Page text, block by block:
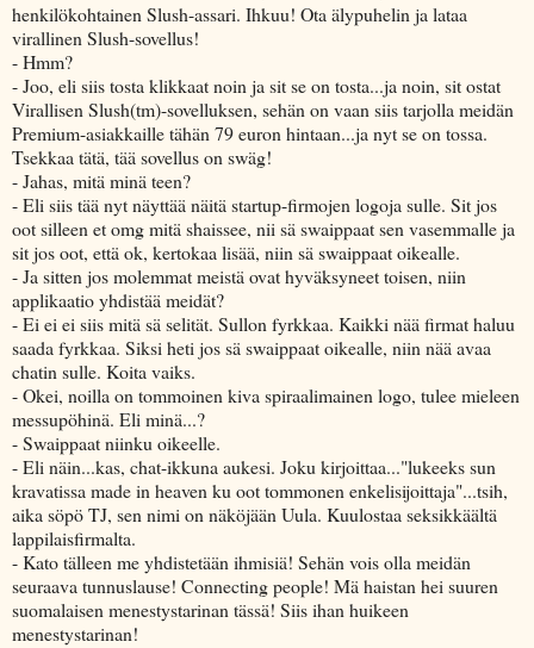
henkilökohtainen Slush-assari. Ihkuu! Ota älypuhelin ja lataa
virallinen Slush-sovellus!
- Hmm?
- Joo, eli siis tosta klikkaat noin ja sit se on tosta...ja noin, sit ostat
Virallisen Slush(tm)-sovelluksen, sehän on vaan siis tarjolla meidän
Premium-asiakkaille tähän 79 euron hintaan...ja nyt se on tossa.
Tsekkaa tätä, tää sovellus on swäg!
- Jahas, mitä minä teen?
- Eli siis tää nyt näyttää näitä startup-firmojen logoja sulle. Sit jos
oot silleen et omg mitä shaissee, nii sä swaippaat sen vasemmalle ja
sit jos oot, että ok, kertokaa lisää, niin sä swaippaat oikealle.
- Ja sitten jos molemmat meistä ovat hyväksyneet toisen, niin
applikaatio yhdistää meidät?
- Ei ei ei siis mitä sä selität. Sullon fyrkkaa. Kaikki nää firmat haluu
saada fyrkkaa. Siksi heti jos sä swaippaat oikealle, niin nää avaa
chatin sulle. Koita vaiks.
- Okei, noilla on tommoinen kiva spiraalimainen logo, tulee mieleen
messupöhinä. Eli minä...?
- Swaippaat niinku oikeelle.
- Eli näin...kas, chat-ikkuna aukesi. Joku kirjoittaa..."lukeeks sun
kravatissa made in heaven ku oot tommonen enkelisijoittaja"...tsih,
aika söpö TJ, sen nimi on näköjään Uula. Kuulostaa seksikkäältä
lappilaisfirmalta.
- Kato tälleen me yhdistetään ihmisiä! Sehän vois olla meidän
seuraava tunnuslause! Connecting people! Mä haistan hei suuren
suomalaisen menestystarinan tässä! Siis ihan huikeen
menestystarinan!